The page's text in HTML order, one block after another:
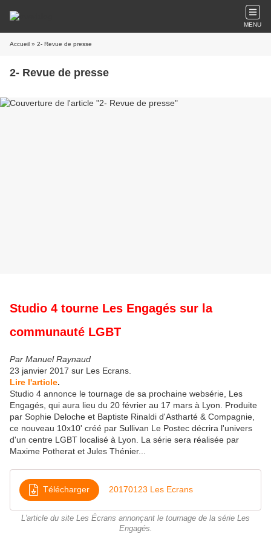
MENU
Accueil » 2- Revue de presse
2- Revue de presse
Studio 4 tourne Les Engagés sur la
communauté LGBT
Par Manuel Raynaud
23 janvier 2017 sur Les Ecrans.
Lire l'article.
Studio 4 annonce le tournage de sa prochaine websérie, Les
Engagés, qui aura lieu du 20 février au 17 mars à Lyon. Produite
par Sophie Deloche et Baptiste Rinaldi d'Astharté & Compagnie,
ce nouveau 10x10' créé par Sullivan Le Postec décrira l'univers
d'un centre LGBT localisé à Lyon. La série sera réalisée par
Maxime Potherat et Jules Thénier...
Télécharger 20170123 Les Ecrans
L'article du site Les Écrans annonçant le tournage de la série Les
Engagés.